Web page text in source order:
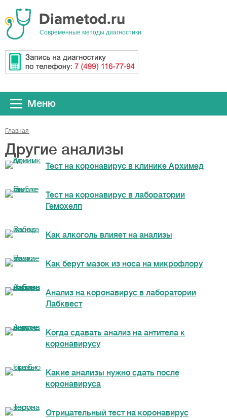
Cовременные методы диагностики
Меню
Главная
Другие анализы
Тест на коронавирус в клинике Архимед
Тест на коронавирус в лаборатории
Гемохелп
Как алкоголь влияет на анализы
Как берут мазок из носа на микрофлору
Анализ на коронавирус в лаборатории
Лабквест
Когда сдавать анализ на антитела к
коронавирусу
Какие анализы нужно сдать после
коронавируса
Отрицательный тест на коронавирус